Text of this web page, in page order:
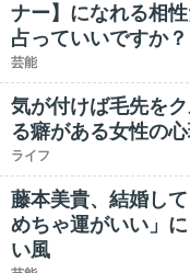
ナー】になれる相
占っていいですか？
芸能
気が付けば毛先を
る癖がある女性の
ライフ
藤本美貴、結婚し
めちゃ運がいい」
い風